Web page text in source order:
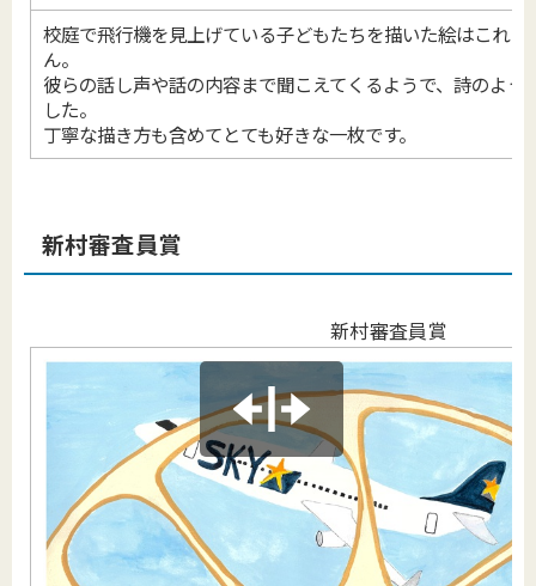
校庭で飛行機を見上げている子どもたちを描いた絵はこれ
ん。
彼らの話し声や話の内容まで聞こえてくるようで、詩のよう
した。
丁寧な描き方も含めてとても好きな一枚です。
新村審査員賞
新村審査員賞